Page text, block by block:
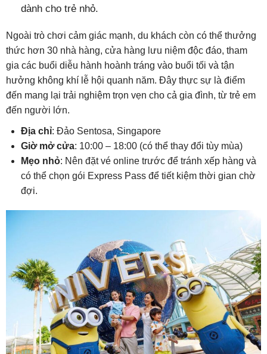
dành cho trẻ nhỏ.
Ngoài trò chơi cảm giác mạnh, du khách còn có thể thưởng
thức hơn 30 nhà hàng, cửa hàng lưu niệm độc đáo, tham
gia các buổi diễu hành hoành tráng vào buổi tối và tận
hưởng không khí lễ hội quanh năm. Đây thực sự là điểm
đến mang lại trải nghiệm trọn vẹn cho cả gia đình, từ trẻ em
đến người lớn.
Địa chỉ: Đảo Sentosa, Singapore
Giờ mở cửa: 10:00 – 18:00 (có thể thay đổi tùy mùa)
Mẹo nhỏ: Nên đặt vé online trước để tránh xếp hàng và
có thể chọn gói Express Pass để tiết kiệm thời gian chờ
đợi.